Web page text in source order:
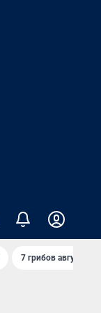
7 грибов августа